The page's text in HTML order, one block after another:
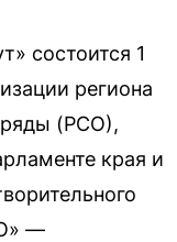
состоится 1
региона
(РСО),
края и
—